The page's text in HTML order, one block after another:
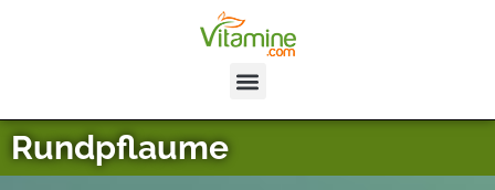
Rundpflaume